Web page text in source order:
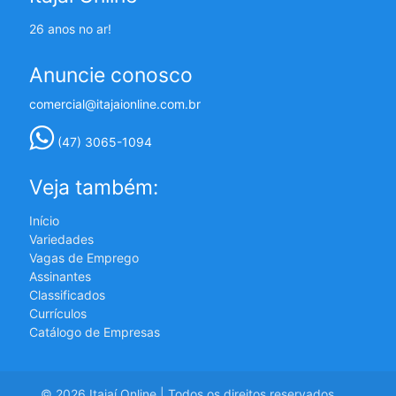
26 anos no ar!
Anuncie conosco
comercial@itajaionline.com.br
(47) 3065-1094
Veja também:
Início
Variedades
Vagas de Emprego
Assinantes
Classificados
Currículos
Catálogo de Empresas